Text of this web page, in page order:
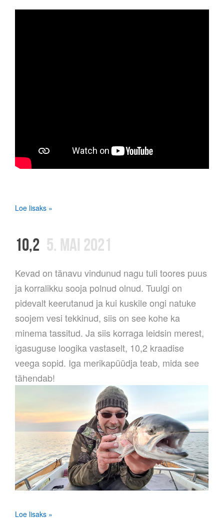
Loe lisaks »
10,2 5. MAI 2021
Kevad on tänavu vindunud nagu tuli toores puus
ja korralikku sooja polnud olnud. Tuulgi on
pidevalt keerutanud ja kui kuskile ongi natuke
soojem vesi tekkinud, siis on see kohe ka
minema tassitud. Ja siis korraga leidsin merest,
igasuguse loogika vastaselt, 10,2 kraadise
veega sopid. Iga merikapüüdja teab, mida see
tähendab!
Loe lisaks »